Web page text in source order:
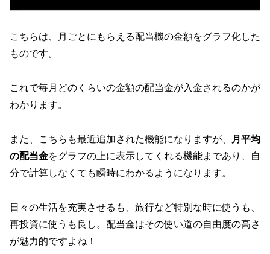
こちらは、月ごとにもらえる配当機の金額をグラフ化した
ものです。
これで毎月どのくらいの金額の配当金が入金されるのかが
わかります。
また、こちらも最近追加された機能になりますが、
月平均
の配当金をグラフの上に表示してくれる機能まであり、自
分で計算しなくても瞬時にわかるようになります。
日々の生活を充実させるも、旅行など特別な時に使うも、
再投資に使うも良し。配当金はその使い道の自由度の高さ
が魅力的ですよね！